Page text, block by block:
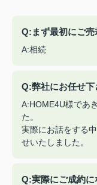
Q:まず最初にご売
A:相続
Q:弊社にお任せ下
A:HOME4U様であ
た。
実際にお話をする
せいたしました。
Q:実際にご成約に